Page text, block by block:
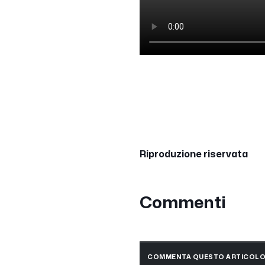
Riproduzione riservata
Commenti
COMMENTA QUESTO ARTICOLO